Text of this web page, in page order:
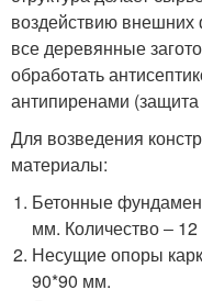
воздействию внешних
все деревянные
обработать
антипиренами (защита
Для возведения
материалы:
Бетонные
мм. Количество ‒ 12
Несущие опоры
90*90 мм.